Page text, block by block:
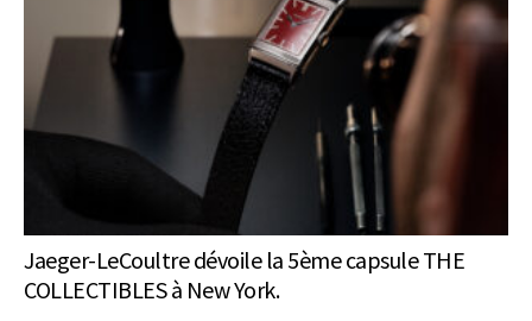
Jaeger-LeCoultre dévoile la 5ème capsule THE
COLLECTIBLES à New York.